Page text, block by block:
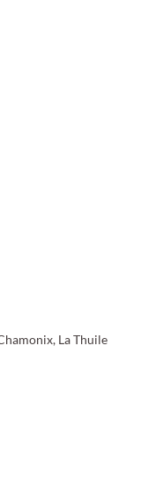
La Thuile